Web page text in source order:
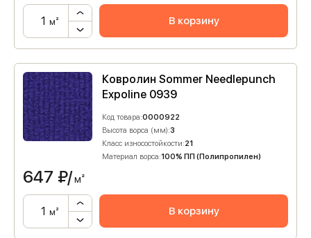
м² В корзину
Ковролин Sommer Needlepunch
Expoline 0939
Код товара:0000922
Высота ворса (мм):3
Класс износостойкости:21
Материал ворса:100% ПП (Полипропилен)
647 ₽/м²
м² В корзину